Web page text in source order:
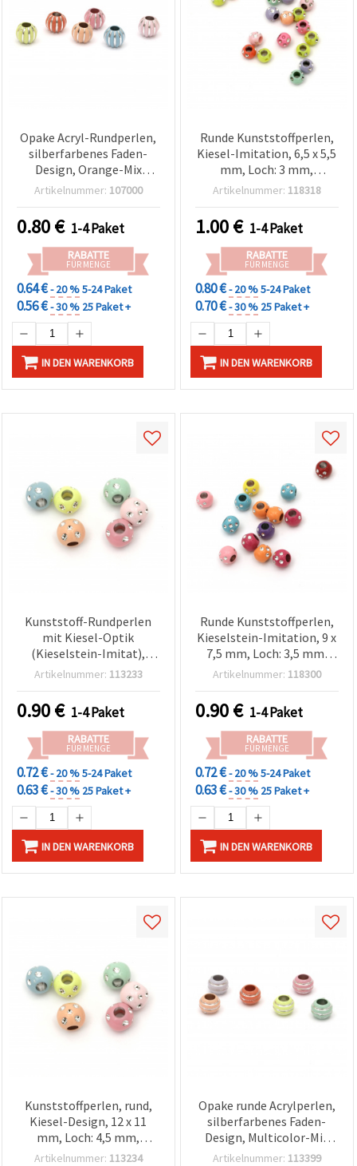
Opake Acryl-Rundperlen,
silberfarbenes Faden-
Design, Orange-Mix
(sortiert), 11,5 x 10 mm,
Artikelnummer: 107000
0.80€ 1-4 Paket
RABATTE
FÜR MENGE
0.64 €- 20 %5-24 Paket
0.56 €- 30 % 25 Paket +
IN DEN WARENKORB
Runde Kunststoffperlen,
Kiesel-Imitation, 6,5 x 5,5
mm, Loch: 3 mm,
Mixfarben – 20 g (~200
Artikelnummer: 118318
1.00€ 1-4 Paket
RABATTE
FÜR MENGE
0.80 €- 20 %5-24 Paket
0.70 €- 30 % 25 Paket +
IN DEN WARENKORB
Kunststoff-Rundperlen
mit Kiesel-Optik
(Kieselstein-Imitat),
Farbmix, 9 x 7,5 mm,
(~65 Stk.) – für
Schmuckherstellung,
Armbänder, Ketten,
Makramee & Dekoration
Artikelnummer: 113233
0.90€ 1-4 Paket
RABATTE
FÜR MENGE
0.72 €- 20 %5-24 Paket
0.63 €- 30 % 25 Paket +
IN DEN WARENKORB
Runde Kunststoffperlen,
Kieselstein-Imitation, 9 x
7,5 mm, Loch: 3,5 mm,
gemischt, 20 g (~67 Stk.)
Artikelnummer: 118300
0.90€ 1-4 Paket
RABATTE
FÜR MENGE
0.72 €- 20 %5-24 Paket
0.63 €- 30 % 25 Paket +
IN DEN WARENKORB
Kunststoffperlen, rund,
Kiesel-Design, 12 x 11
mm, Loch: 4,5 mm,
Farbmix – 20 g (~25 Stk.)
Artikelnummer: 113234
Opake runde Acrylperlen,
silberfarbenes Faden-
Design, Multicolor-Mix
(sortiert), 9,5 x 7 mm,
Artikelnummer: 113399